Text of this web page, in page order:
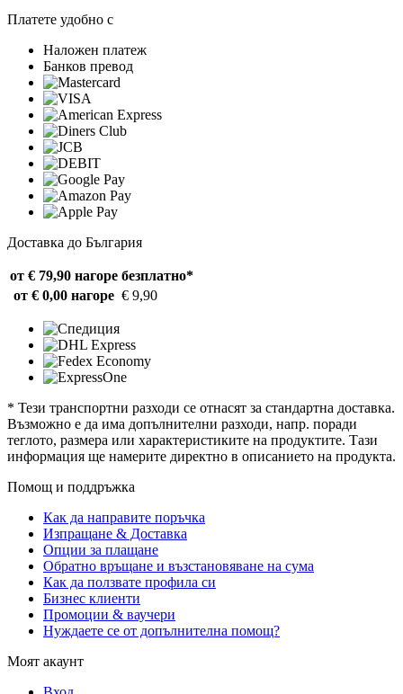
Платете удобно с
Наложен платеж
Банков превод
Доставка до България
от € 79,90 нагоре безплатно*
от € 0,00 нагоре € 9,90
* Тези транспортни разходи се отнасят за стандартна доставка.
Възможно е да има допълнителни разходи, напр. поради
теглото, размера или характеристиките на продуктите. Тази
информация ще намерите директно в описанието на продукта.
Помощ и поддръжка
Как да направите поръчка
Изпращане & Доставка
Опции за плащане
Обратно връщане и възстановяване на сума
Как да ползвате профила си
Бизнес клиенти
Промоции & ваучери
Нуждаете се от допълнителна помощ?
Моят акаунт